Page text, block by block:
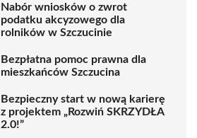
Nabór wniosków o zwrot
podatku akcyzowego dla
rolników w Szczucinie
Bezpłatna pomoc prawna dla
mieszkańców Szczucina
Bezpieczny start w nową karierę
z projektem „Rozwiń SKRZYDŁA
2.0!”